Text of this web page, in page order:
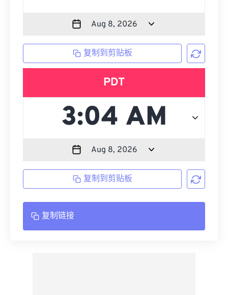
复制到剪贴板
PDT
复制到剪贴板
复制链接